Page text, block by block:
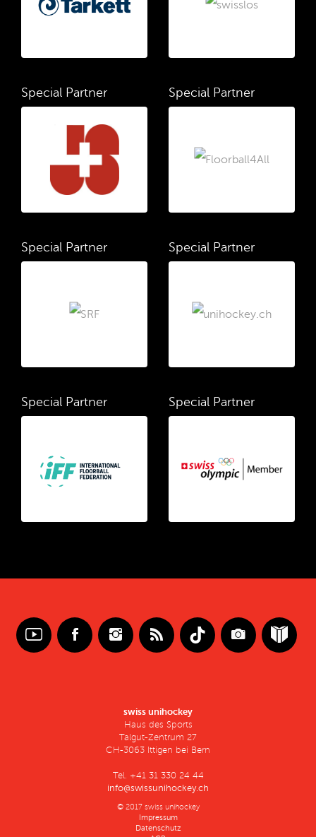
Special Partner Special Partner
Special Partner Special Partner
Special Partner Special Partner
swiss unihockey
Haus des Sports
Talgut-Zentrum 27
CH-3063 Ittigen bei Bern
Tel. +41 31 330 24 44
info@swissunihockey.ch
© 2017 swiss unihockey
Impressum
Datenschutz